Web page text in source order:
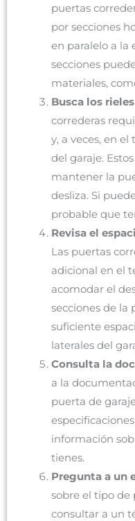
puertas
por secciones
en paralelo a la
secciones
materiales,
Busca los
correderas
y, a veces, en
del garaje.
mantener la
desliza. Si
probable que
Revisa el
Las puertas
adicional en el
acomodar el
secciones de la
suficiente
laterales del
Consulta la
a la
puerta de
información
tienes.
Pregunta a un
sobre el tipo de
consultar a un